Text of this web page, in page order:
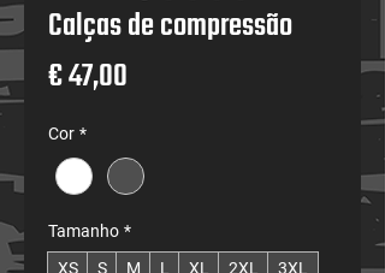
Calças de compressão
€ 47,00
Cor *
Tamanho *
XS
S M L XL 2XL 3XL